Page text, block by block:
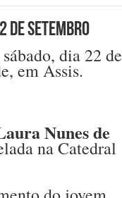
de setembro
dia 22 de
em Assis.
Nunes de
na Catedral